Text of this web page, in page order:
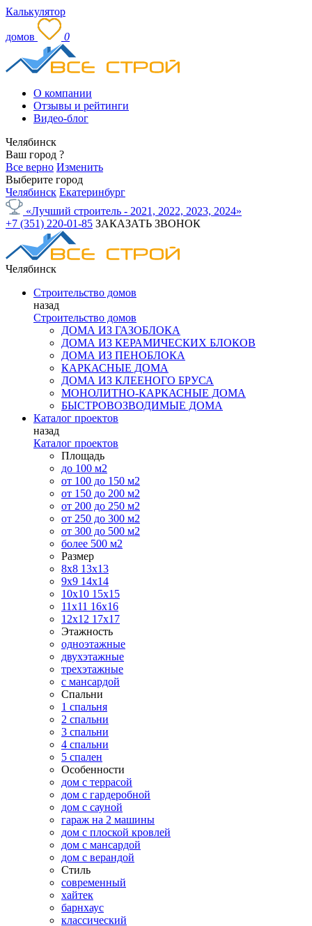
Калькулятор
домов 0
О компании
Отзывы и рейтинги
Видео-блог
Челябинск
Ваш город ?
Все верно Изменить
Выберите город
Челябинск Екатеринбург
«Лучший строитель - 2021, 2022, 2023, 2024»
+7 (351) 220-01-85 ЗАКАЗАТЬ ЗВОНОК
Челябинск
Строительство домов
назад
Строительство домов
ДОМА ИЗ ГАЗОБЛОКА
ДОМА ИЗ КЕРАМИЧЕСКИХ БЛОКОВ
ДОМА ИЗ ПЕНОБЛОКА
КАРКАСНЫЕ ДОМА
ДОМА ИЗ КЛЕЕНОГО БРУСА
МОНОЛИТНО-КАРКАСНЫЕ ДОМА
БЫСТРОВОЗВОДИМЫЕ ДОМА
Каталог проектов
назад
Каталог проектов
Площадь
до 100 м2
от 100 до 150 м2
от 150 до 200 м2
от 200 до 250 м2
от 250 до 300 м2
от 300 до 500 м2
более 500 м2
Размер
8х8 13х13
9х9 14х14
10х10 15х15
11x11 16х16
12х12 17х17
Этажность
одноэтажные
двухэтажные
трехэтажные
с мансардой
Спальни
1 спальня
2 спальни
3 спальни
4 спальни
5 спален
Особенности
дом с террасой
дом с гардеробной
дом с сауной
гараж на 2 машины
дом с плоской кровлей
дом с мансардой
дом с верандой
Стиль
современный
хайтек
барнхаус
классический